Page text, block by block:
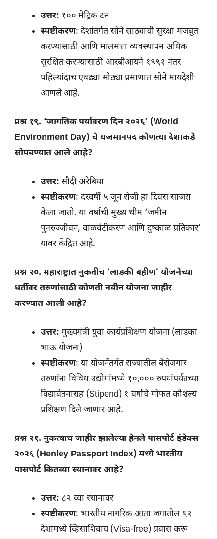
उत्तर: १०० मेट्रिक टन
स्पष्टीकरण: देशांतर्गत सोने साठ्याची सुरक्षा मजबूत
करण्यासाठी आणि मालमत्ता व्यवस्थापन अधिक
सुरक्षित करण्यासाठी आरबीआयने १९९१ नंतर
पहिल्यांदाच एवढ्या मोठ्या प्रमाणात सोने मायदेशी
आणले आहे.
प्रश्न १९. ‘जागतिक पर्यावरण दिन २०२६’ (World
Environment Day) चे यजमानपद कोणत्या देशाकडे
सोपवण्यात आले आहे?
उत्तर: सौदी अरेबिया
स्पष्टीकरण: दरवर्षी ५ जून रोजी हा दिवस साजरा
केला जातो. या वर्षाची मुख्य थीम ‘जमीन
पुनरुज्जीवन, वाळवंटीकरण आणि दुष्काळ प्रतिकार’
यावर केंद्रित आहे.
प्रश्न २०. महाराष्ट्रात नुकतीच ‘लाडकी बहीण’ योजनेच्या
धर्तीवर तरुणांसाठी कोणती नवीन योजना जाहीर
करण्यात आली आहे?
उत्तर: मुख्यमंत्री युवा कार्यप्रशिक्षण योजना (लाडका
भाऊ योजना)
स्पष्टीकरण: या योजनेंतर्गत राज्यातील बेरोजगार
तरुणांना विविध उद्योगांमध्ये १०,००० रुपयांपर्यंतच्या
विद्यावेतनासह (Stipend) १ वर्षाचे मोफत कौशल्य
प्रशिक्षण दिले जाणार आहे.
प्रश्न २१. नुकत्याच जाहीर झालेल्या हेनले पासपोर्ट इंडेक्स
२०२६ (Henley Passport Index) मध्ये भारतीय
पासपोर्ट कितव्या स्थानावर आहे?
उत्तर: ८२ व्या स्थानावर
स्पष्टीकरण: भारतीय नागरिक आता जगातील ६२
देशांमध्ये व्हिसाशिवाय (Visa-free) प्रवास करू